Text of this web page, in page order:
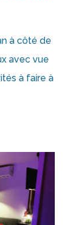
à côté de
avec vue
à faire à